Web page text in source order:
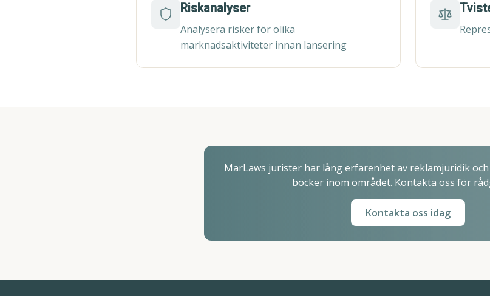
Riskanalyser
Analysera risker för olika
marknadsaktiviteter innan lansering
MarLaws jurister har lång erfarenhet av reklamjuridik
böcker inom området. Kontakta oss för
Kontakta oss idag